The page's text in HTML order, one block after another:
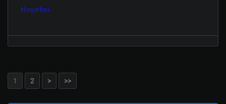
Hayırlısı.
1 2 > >>